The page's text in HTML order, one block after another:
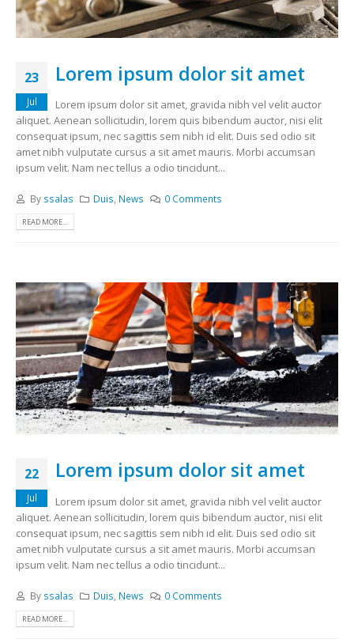
23
Jul
Lorem ipsum dolor sit amet
Lorem ipsum dolor sit amet, gravida nibh vel velit auctor
aliquet. Aenean sollicitudin, lorem quis bibendum auctor, nisi elit
consequat ipsum, nec sagittis sem nibh id elit. Duis sed odio sit
amet nibh vulputate cursus a sit amet mauris. Morbi accumsan
ipsum velit. Nam nec tellus a odio tincidunt...
By ssalas Duis News 0 Comments
READ MORE...
22
Jul
Lorem ipsum dolor sit amet
Lorem ipsum dolor sit amet, gravida nibh vel velit auctor
aliquet. Aenean sollicitudin, lorem quis bibendum auctor, nisi elit
consequat ipsum, nec sagittis sem nibh id elit. Duis sed odio sit
amet nibh vulputate cursus a sit amet mauris. Morbi accumsan
ipsum velit. Nam nec tellus a odio tincidunt...
By ssalas Duis News 0 Comments
READ MORE...